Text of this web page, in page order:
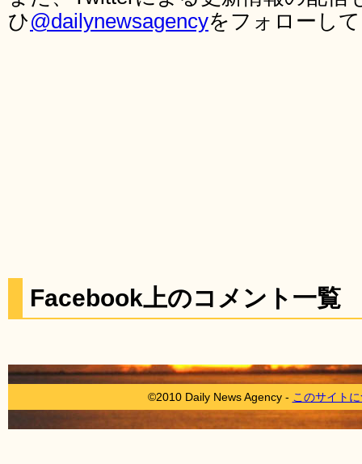
ひ@dailynewsagencyをフォローし
Facebook上のコメント一覧
©2010 Daily News Agency - このサイト